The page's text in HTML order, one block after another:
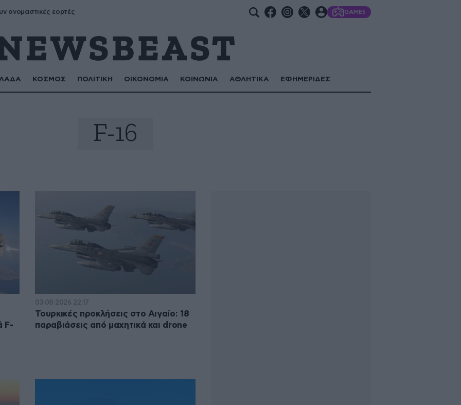
ονομαστικές εορτές GAMES
ΚΟΣΜΟΣ ΠΟΛΙΤΙΚΗ ΟΙΚΟΝΟΜΙΑ ΚΟΙΝΩΝΙΑ ΑΘΛΗΤΙΚΑ ΕΦΗΜΕΡΙΔΕΣ
F-16
F-
03·08·2026 22:17
Τουρκικές προκλήσεις στο Αιγαίο: 18
παραβιάσεις από μαχητικά και drone